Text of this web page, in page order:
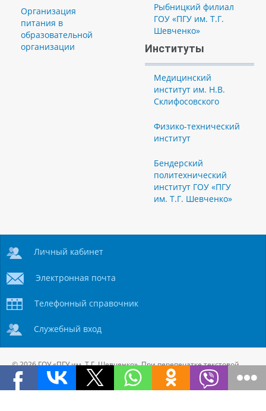
Организация
питания в
образовательной
организации
Рыбницкий филиал
ГОУ «ПГУ им. Т.Г.
Шевченко»
Институты
Медицинский
институт им. Н.В.
Склифосовского
Физико-технический
институт
Бендерский
политехнический
институт ГОУ «ПГУ
им. Т.Г. Шевченко»
Личный кабинет
Электронная почта
Телефонный справочник
Служебный вход
© 2026 ГОУ «ПГУ им. Т.Г. Шевченко». При перепечатке текстовой
информации и фотографий
ссылка на сайт обязательна.